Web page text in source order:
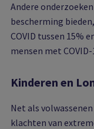
Andere
bescherming
COVID tussen 15%
mensen met
Kinderen en
Net als
klachten van